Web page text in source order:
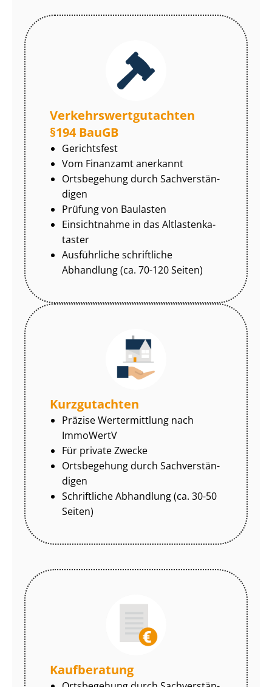
Ver­kehrs­wert­gut­ach­ten
§194 BauGB
Gerichtsfest
Vom Finanzamt anerkannt
Ortsbegehung durch Sach­ver­stän­
di­gen
Prüfung von Baulasten
Einsichtnahme in das Alt­las­ten­ka­
tas­ter
Ausführliche schriftliche
Abhandlung (ca. 70-120 Seiten)
Kurzgutachten
Präzise Wertermittlung nach
ImmoWertV
Für private Zwecke
Ortsbegehung durch Sach­ver­stän­
di­gen
Schriftliche Abhandlung (ca. 30-50
Seiten)
Kaufberatung